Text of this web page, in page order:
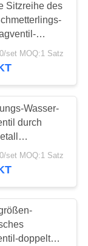
Sitzreihe des
set MOQ:1 Satz
Wasser-
durch
set MOQ:1 Satz
doppeltes